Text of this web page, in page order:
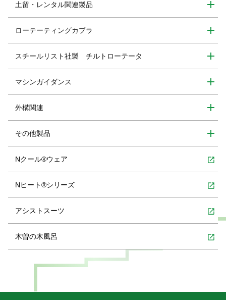
土留・レンタル関連製品
ローテーティングカプラ
スチールリスト社製 チルトローテータ
マシンガイダンス
外構関連
その他製品
Nクール®ウェア open_in_new
Nヒート®シリーズ open_in_new
アシストスーツ open_in_new
木曽の木風呂 open_in_new